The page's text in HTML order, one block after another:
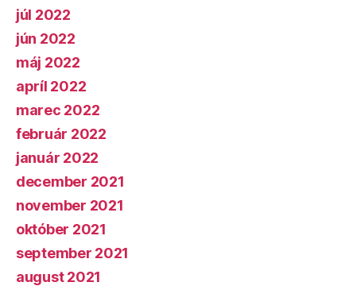
júl 2022
jún 2022
máj 2022
apríl 2022
marec 2022
február 2022
január 2022
december 2021
november 2021
október 2021
september 2021
august 2021